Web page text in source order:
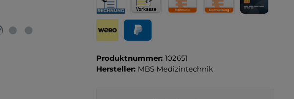
Rechnung für Behörden
Vorkasse
Produktnummer: 102651
Hersteller: MBS Medizintechnik